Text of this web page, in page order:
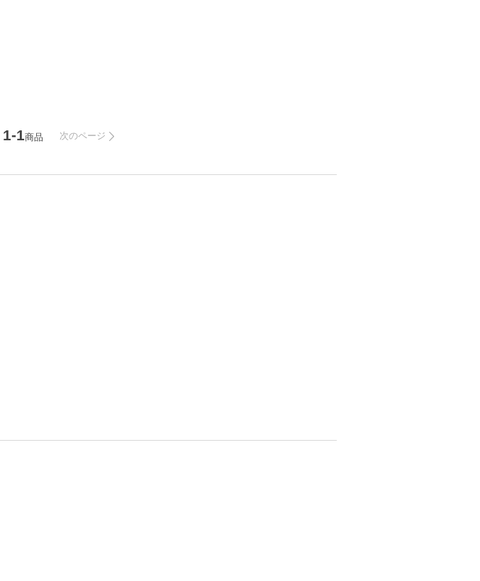
1-1商品 次のページ